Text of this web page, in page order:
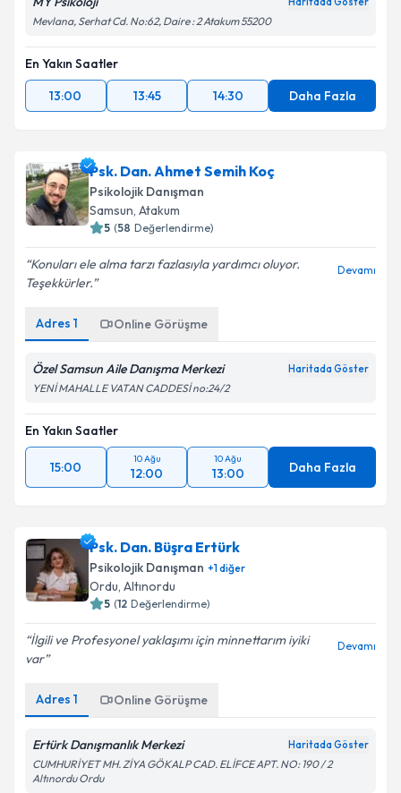
Mevlana, Serhat Cd. No:62, Daire : 2 Atakum 55200
En Yakın Saatler
13:00
13:45 14:30 Daha Fazla
Psk. Dan. Ahmet Semih Koç
Psikolojik Danışman
Samsun, Atakum
5 (58 Değerlendirme)
Konuları ele alma tarzı fazlasıyla yardımcı oluyor.
Teşekkürler.
Devamı
Adres 1 Online Görüşme
Özel Samsun Aile Danışma Merkezi Haritada Göster
YENİ MAHALLE VATAN CADDESİ no:24/2
En Yakın Saatler
15:00
10 Ağu
12:00
10 Ağu
13:00 Daha Fazla
Psk. Dan. Büşra Ertürk
Psikolojik Danışman +1diğer
Ordu, Altınordu
5 (12 Değerlendirme)
İlgili ve Profesyonel yaklaşımı için minnettarım iyiki
var
Devamı
Adres 1 Online Görüşme
Ertürk Danışmanlık Merkezi Haritada Göster
CUMHURİYET MH. ZİYA GÖKALP CAD. ELİFCE APT. NO: 190 / 2
Altınordu Ordu